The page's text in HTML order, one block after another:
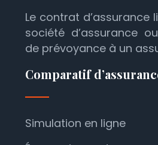
Le contrat d’assurance
société d’assurance
de prévoyance à un
Comparatif
Simulation en ligne